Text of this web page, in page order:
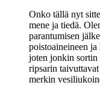
Onko tällä nyt
mene ja tiedä.
parantumisen
poistoaineineen
joten jonkin sortin
ripsarin
merkin